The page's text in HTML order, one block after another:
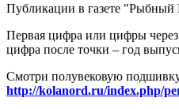
Публикации в газете
Первая цифра или цифры
цифра после точки – год
Смотри полувековую подшивку
http://kolanord.ru/index.php/